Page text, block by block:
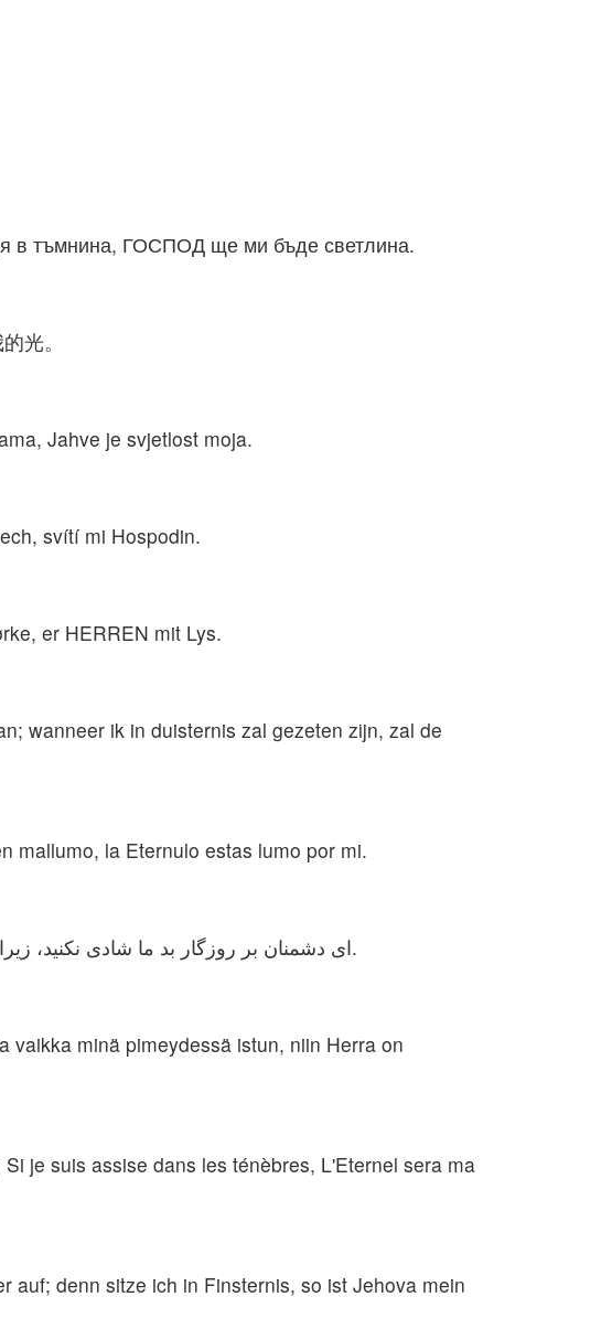
в тъмнина, ГОСПОД ще ми бъде светлина.
光。
Jahve je svjetlost moja.
svítí mi Hospodin.
er HERREN mit Lys.
wanneer ik in duisternis zal gezeten zijn, zal de
mallumo, la Eternulo estas lumo por mi.
ای دشمنان بر روزگار بد ما شادی نکنید، زیرا اگر چه بیفتیم دوباره برمی‌خیزیم. اگر در تاریکی باشیم، خداوند نور و روشنایی ما خواهد بود.
vaikka minä pimeydessä istun, niin Herra on
je suis assise dans les ténèbres, L'Eternel sera ma
auf; denn sitze ich in Finsternis, so ist Jehova mein